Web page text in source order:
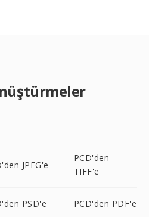
JPEG'e
PCD'den
TIFF'e
PSD'e PCD'den PDF'e